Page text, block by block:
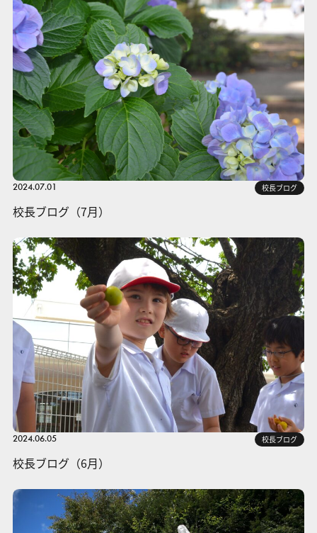
2024.07.01 校長ブログ
校長ブログ（7月）
2024.06.05 校長ブログ
校長ブログ（6月）